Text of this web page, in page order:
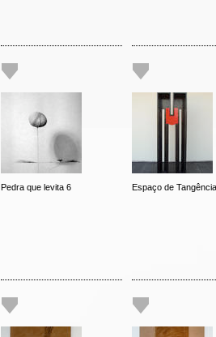
Pedra que levita 6 Espaço de Tangência